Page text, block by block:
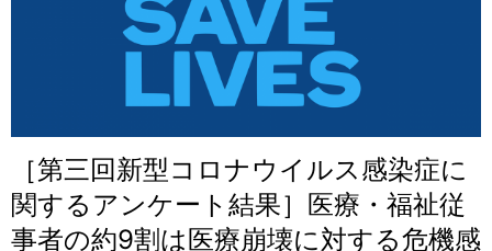
［第三回新型コロナウイルス感染症に
関するアンケート結果］医療・福祉従
事者の約9割は医療崩壊に対する危機感